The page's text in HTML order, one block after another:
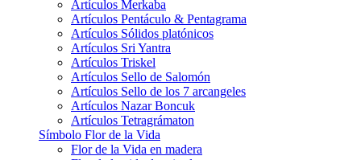
Artículos Merkaba
Artículos Pentáculo & Pentagrama
Artículos Sólidos platónicos
Artículos Sri Yantra
Artículos Triskel
Artículos Sello de Salomón
Artículos Sello de los 7 arcangeles
Artículos Nazar Boncuk
Artículos Tetragrámaton
Símbolo Flor de la Vida
Flor de la Vida en madera